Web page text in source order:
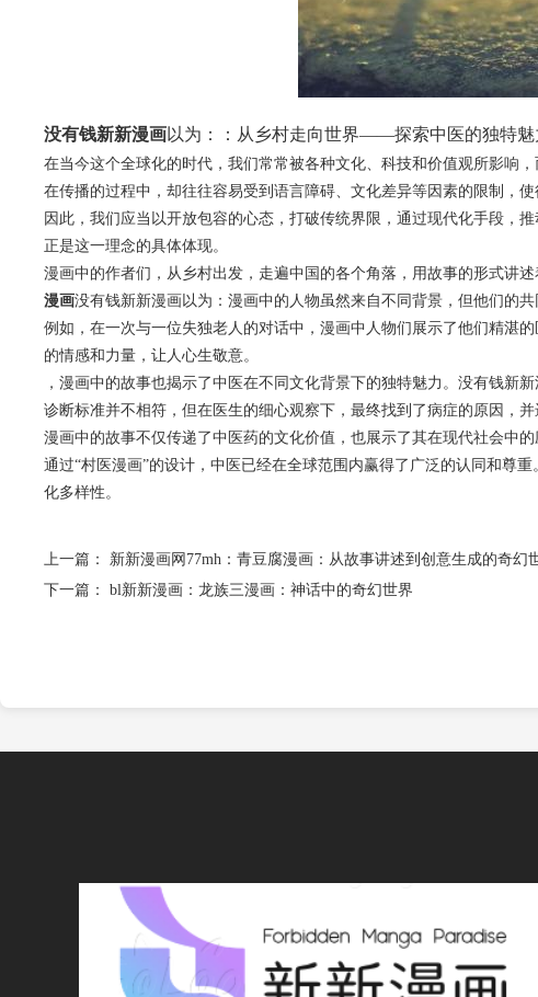
没有钱新新漫画以为：：从乡村走向世界——探索中医的独特魅
在当今这个全球化的时代，我们常常被各种文化、科技和价值观所影响
在传播的过程中，却往往容易受到语言障碍、文化差异等因素的限制，
因此，我们应当以开放包容的心态，打破传统界限，通过现代化手段，推
正是这一理念的具体体现。
漫画中的作者们，从乡村出发，走遍中国的各个角落，用故事的形式讲
漫画没有钱新新漫画以为：漫画中的人物虽然来自不同背景，但他们的
例如，在一次与一位失独老人的对话中，漫画中人物们展示了他们精湛
的情感和力量，让人心生敬意。
，漫画中的故事也揭示了中医在不同文化背景下的独特魅力。没有钱新
诊断标准并不相符，但在医生的细心观察下，最终找到了病症的原因，并
漫画中的故事不仅传递了中医药的文化价值，也展示了其在现代社会中
通过“村医漫画”的设计，中医已经在全球范围内赢得了广泛的认同和尊
化多样性。
上一篇：
新新漫画网77mh：青豆腐漫画：从故事讲述到创意生成的奇幻
下一篇：
bl新新漫画：龙族三漫画：神话中的奇幻世界